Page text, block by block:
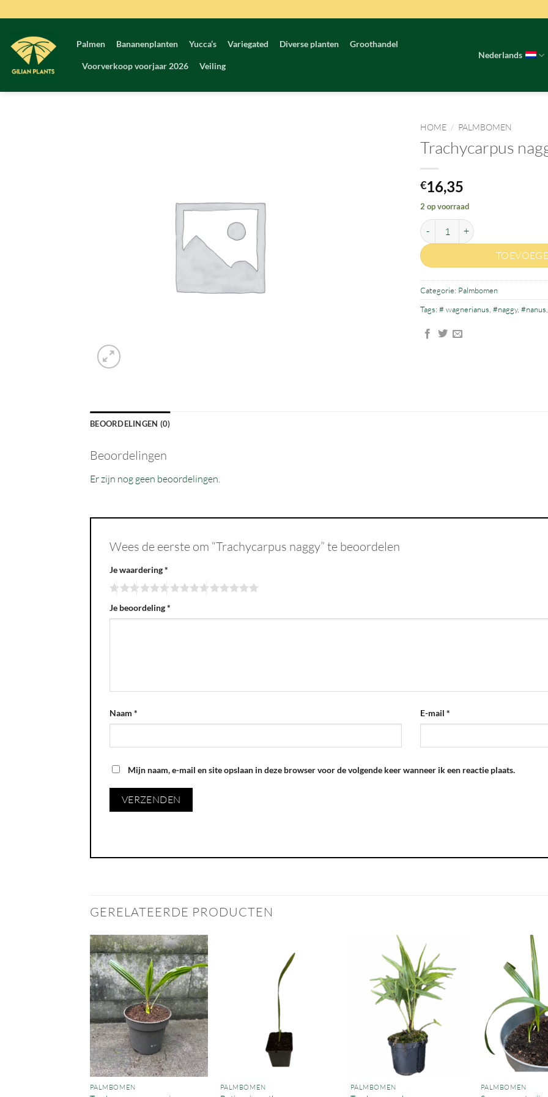
naar
inhoud
Palmen Bananenplanten Yucca’s Variegated Diverse planten Groothandel
Voorverkoop voorjaar 2026 Veiling
Nederlands
HOME / PALMBOMEN
Trachycarpus
€16,35
2 op voorraad
Trachycarpus naggy aantal
Categorie: Palmbomen
Tags: # wagnerianus #naggy, #nanus
BEOORDELINGEN (0)
Beoordelingen
Er zijn nog geen beoordelingen.
Wees de eerste om “Trachycarpus naggy” te beoordelen
Je waardering*
Je beoordeling*
Naam * E-mail *
Mijn naam, e-mail en site opslaan in deze browser voor de volgende keer wanneer ik een reactie plaats.
GERELATEERDE PRODUCTEN
PALMBOMEN PALMBOMEN PALMBOMEN PALMBOMEN